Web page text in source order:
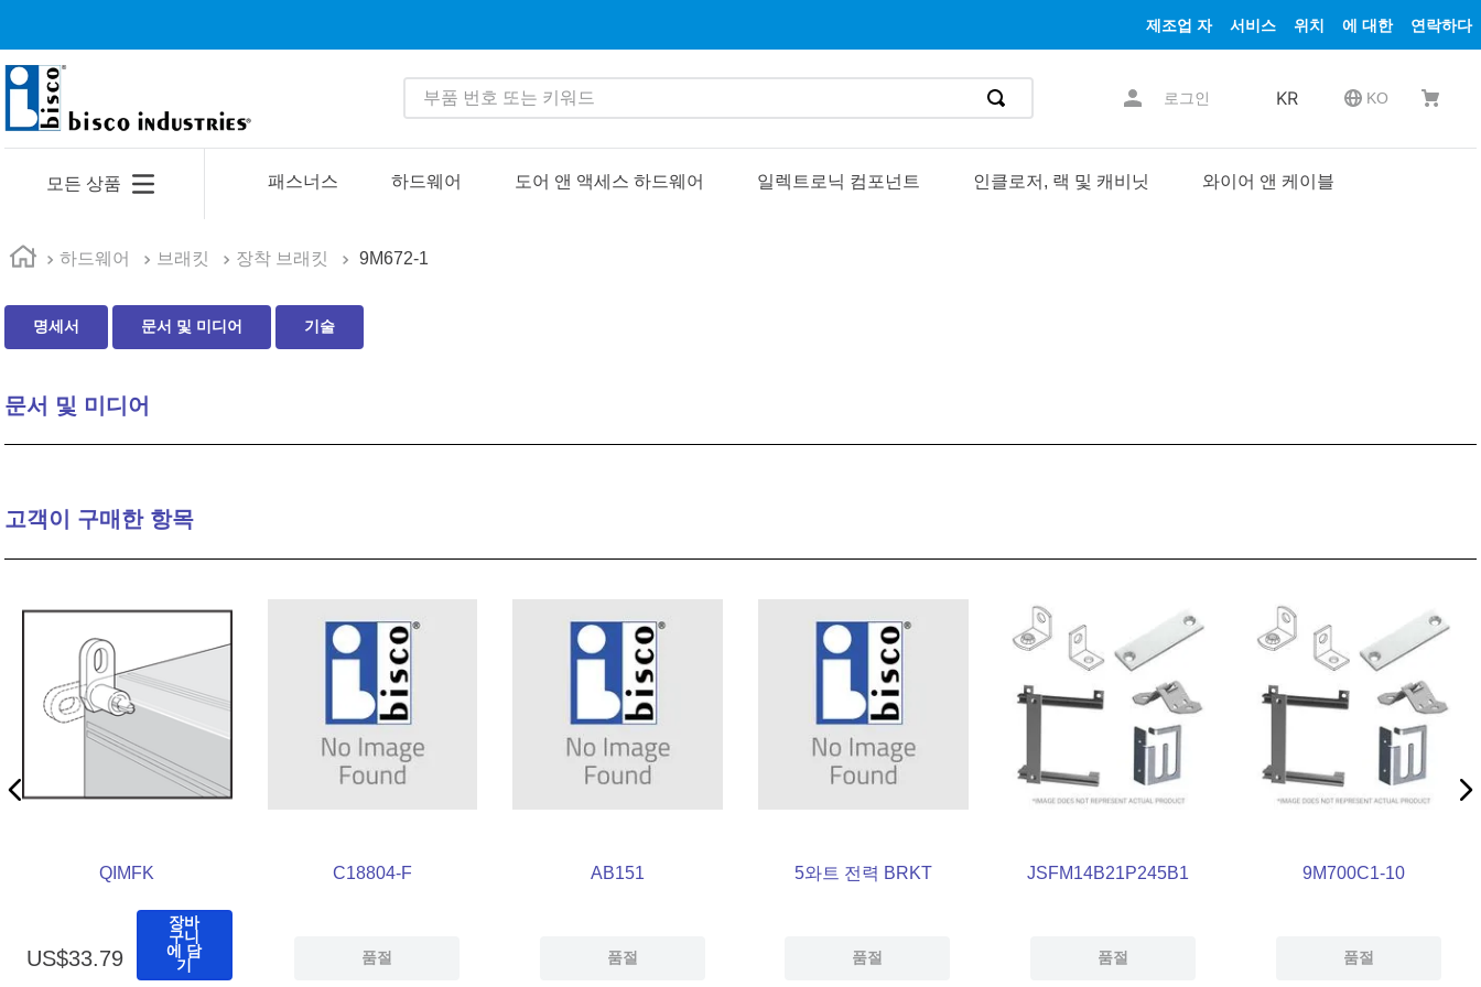
제조업 자 서비스 위치 에 대한 연락하다
부품 번호 또는 키워드
로그인 KR KO
모든 상품 패스너스 하드웨어 도어 앤 액세스 하드웨어 일렉트로닉 컴포넌트 인클로저, 랙 및 캐비닛 와이어 앤 케이블
하드웨어 브래킷 장착 브래킷 9M672-1
명세서 문서 및 미디어 기술
문서 및 미디어
고객이 구매한 항목
QIMFK
US$33.79
장바
구니
에 담
기
C18804-F
품절
AB151
품절
5와트 전력 BRKT
품절
JSFM14B21P245B1
품절
9M700C1-10
품절
1 .
3.
m81934
5.
8.
1644